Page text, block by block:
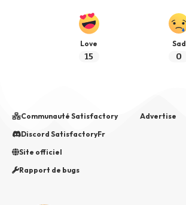
Love
15
Sad
0
Communauté Satisfactory
Discord SatisfactoryFr
Site officiel
Rapport de bugs
Advertise